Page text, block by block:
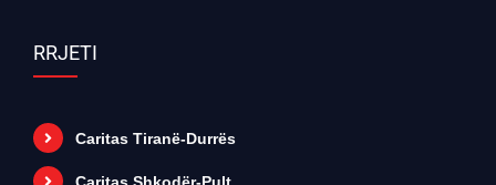
RRJETI
Caritas Tiranë-Durrës